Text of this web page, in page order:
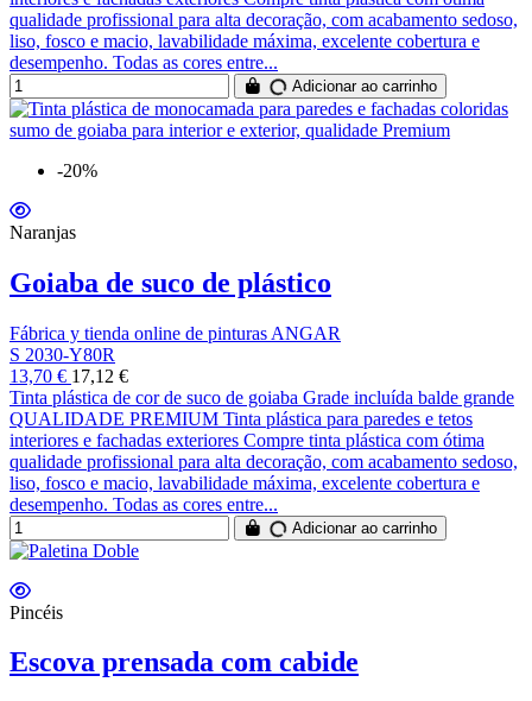
qualidade profissional para alta decoração, com acabamento sedoso,
liso, fosco e macio, lavabilidade máxima, excelente cobertura e
desempenho. Todas as cores entre...
Adicionar ao carrinho
-20%
Naranjas
Goiaba de suco de plástico
Fábrica y tienda online de pinturas ANGAR
S 2030-Y80R
13,70 € 17,12 €
Tinta plástica de cor de suco de goiaba Grade incluída balde grande
QUALIDADE PREMIUM Tinta plástica para paredes e tetos
interiores e fachadas exteriores Compre tinta plástica com ótima
qualidade profissional para alta decoração, com acabamento sedoso,
liso, fosco e macio, lavabilidade máxima, excelente cobertura e
desempenho. Todas as cores entre...
Adicionar ao carrinho
Pincéis
Escova prensada com cabide